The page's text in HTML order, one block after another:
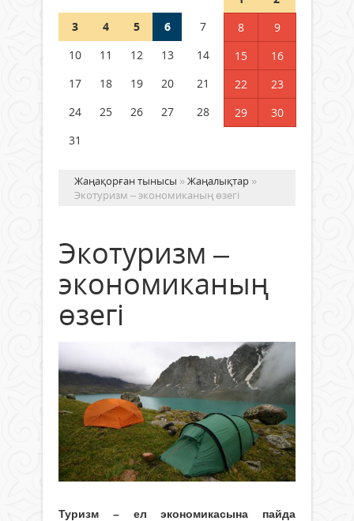
Германия аптап ыстыққа
бастады
04 тамыз 2026 ж.
3
4 5 6 7 8
9
10
11 12 13 14 15
16
17
18 19 20 21 22
23
24
25 26 27 28 29
30
31
Жаңақорған тынысы »Жаңалықтар »
Экотуризм – экономиканың өзегі
Экотуризм –
экономиканың
өзегі
Туризм – ел экономикасына пайда